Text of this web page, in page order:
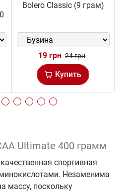
Bolero Classic (9 грам)
19 грн 24 грн
Купить
Ultimate 400 грамм
спортивная
Незаменима
массу, поскольку